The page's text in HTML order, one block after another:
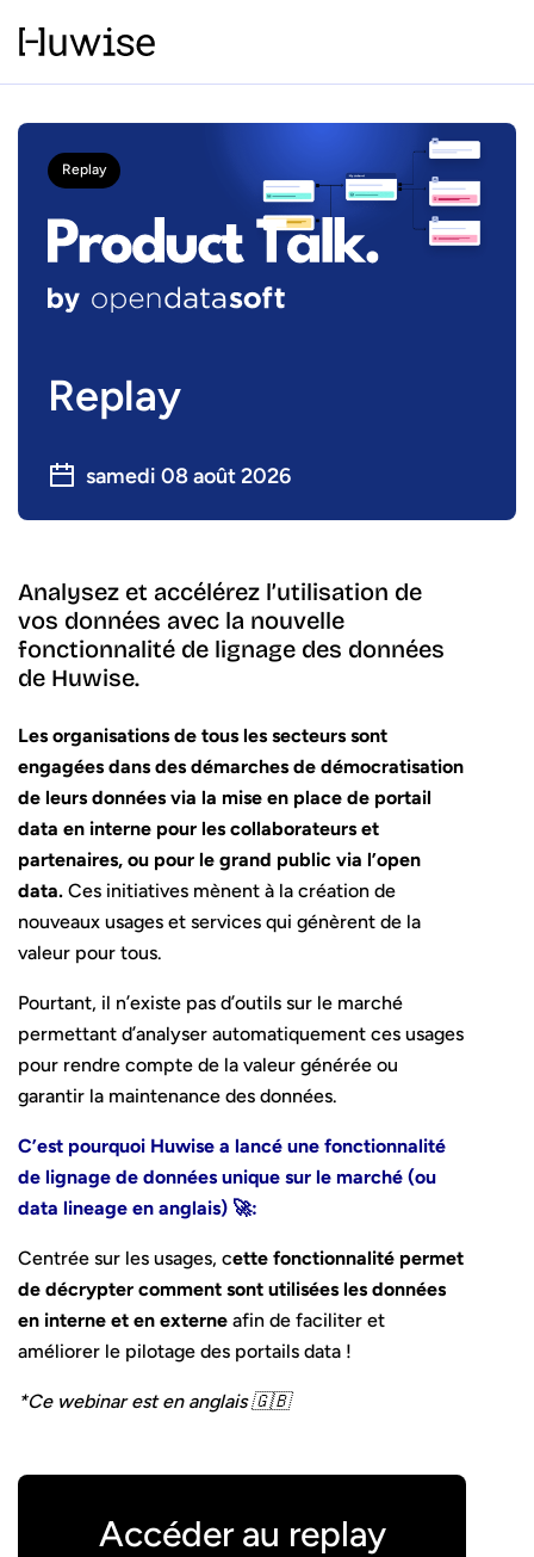
Replay
Replay
samedi 08 août 2026
Analysez et accélérez l’utilisation de
vos données avec la nouvelle
fonctionnalité de lignage des données
de Huwise.
Les organisations de tous les secteurs sont
engagées dans des démarches de démocratisation
de leurs données via la mise en place de portail
data en interne pour les collaborateurs et
partenaires, ou pour le grand public via l’open
data. Ces initiatives mènent à la création de
nouveaux usages et services qui génèrent de la
valeur pour tous.
Pourtant, il n’existe pas d’outils sur le marché
permettant d’analyser automatiquement ces usages
pour rendre compte de la valeur générée ou
garantir la maintenance des données.
C’est pourquoi Huwise a lancé une fonctionnalité
de lignage de données unique sur le marché (ou
data lineage en anglais) 🚀:
Centrée sur les usages, cette fonctionnalité permet
de décrypter comment sont utilisées les données
en interne et en externe afin de faciliter et
améliorer le pilotage des portails data !
*Ce webinar est en anglais 🇬🇧
Accéder au replay